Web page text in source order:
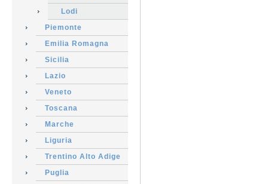
Lodi
Piemonte
Emilia Romagna
Sicilia
Lazio
Veneto
Toscana
Marche
Liguria
Trentino Alto Adige
Puglia